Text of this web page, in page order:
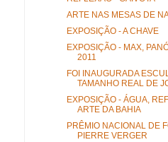
ARTE NAS MESAS DE
EXPOSIÇÃO - A CHAVE
EXPOSIÇÃO - MAX,
2011
FOI INAUGURADA
TAMANHO REAL DE
EXPOSIÇÃO - ÁGUA,
ARTE DA BAHIA
PRÊMIO NACIONAL DE
PIERRE VERGER